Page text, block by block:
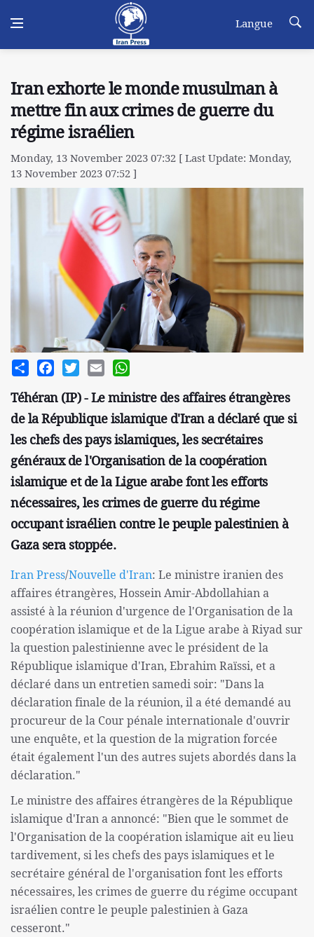
Langue
Iran exhorte le monde musulman à
mettre fin aux crimes de guerre du
régime israélien
Monday, 13 November 2023 07:32 [ Last Update: Monday,
13 November 2023 07:52 ]
Share FacebookTwitterEmail
Téhéran (IP) - Le ministre des affaires étrangères
de la République islamique d'Iran a déclaré que si
les chefs des pays islamiques, les secrétaires
généraux de l'Organisation de la coopération
islamique et de la Ligue arabe font les efforts
nécessaires, les crimes de guerre du régime
occupant israélien contre le peuple palestinien à
Gaza sera stoppée.
Iran Press/Nouvelle d'Iran: Le ministre iranien des
affaires étrangères, Hossein Amir-Abdollahian a
assisté à la réunion d'urgence de l'Organisation de la
coopération islamique et de la Ligue arabe à Riyad sur
la question palestinienne avec le président de la
République islamique d'Iran, Ebrahim Raïssi, et a
déclaré dans un entretien samedi soir: "Dans la
déclaration finale de la réunion, il a été demandé au
procureur de la Cour pénale internationale d'ouvrir
une enquête, et la question de la migration forcée
était également l'un des autres sujets abordés dans la
déclaration."
Le ministre des affaires étrangères de la République
islamique d'Iran a annoncé: "Bien que le sommet de
l'Organisation de la coopération islamique ait eu lieu
tardivement, si les chefs des pays islamiques et le
secrétaire général de l'organisation font les efforts
nécessaires, les crimes de guerre du régime occupant
israélien contre le peuple palestinien à Gaza
cesseront."